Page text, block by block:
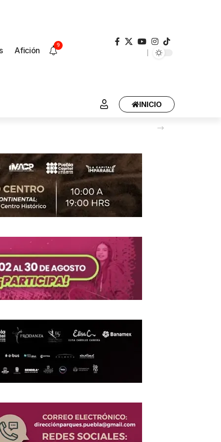
Afición
9
INICIO